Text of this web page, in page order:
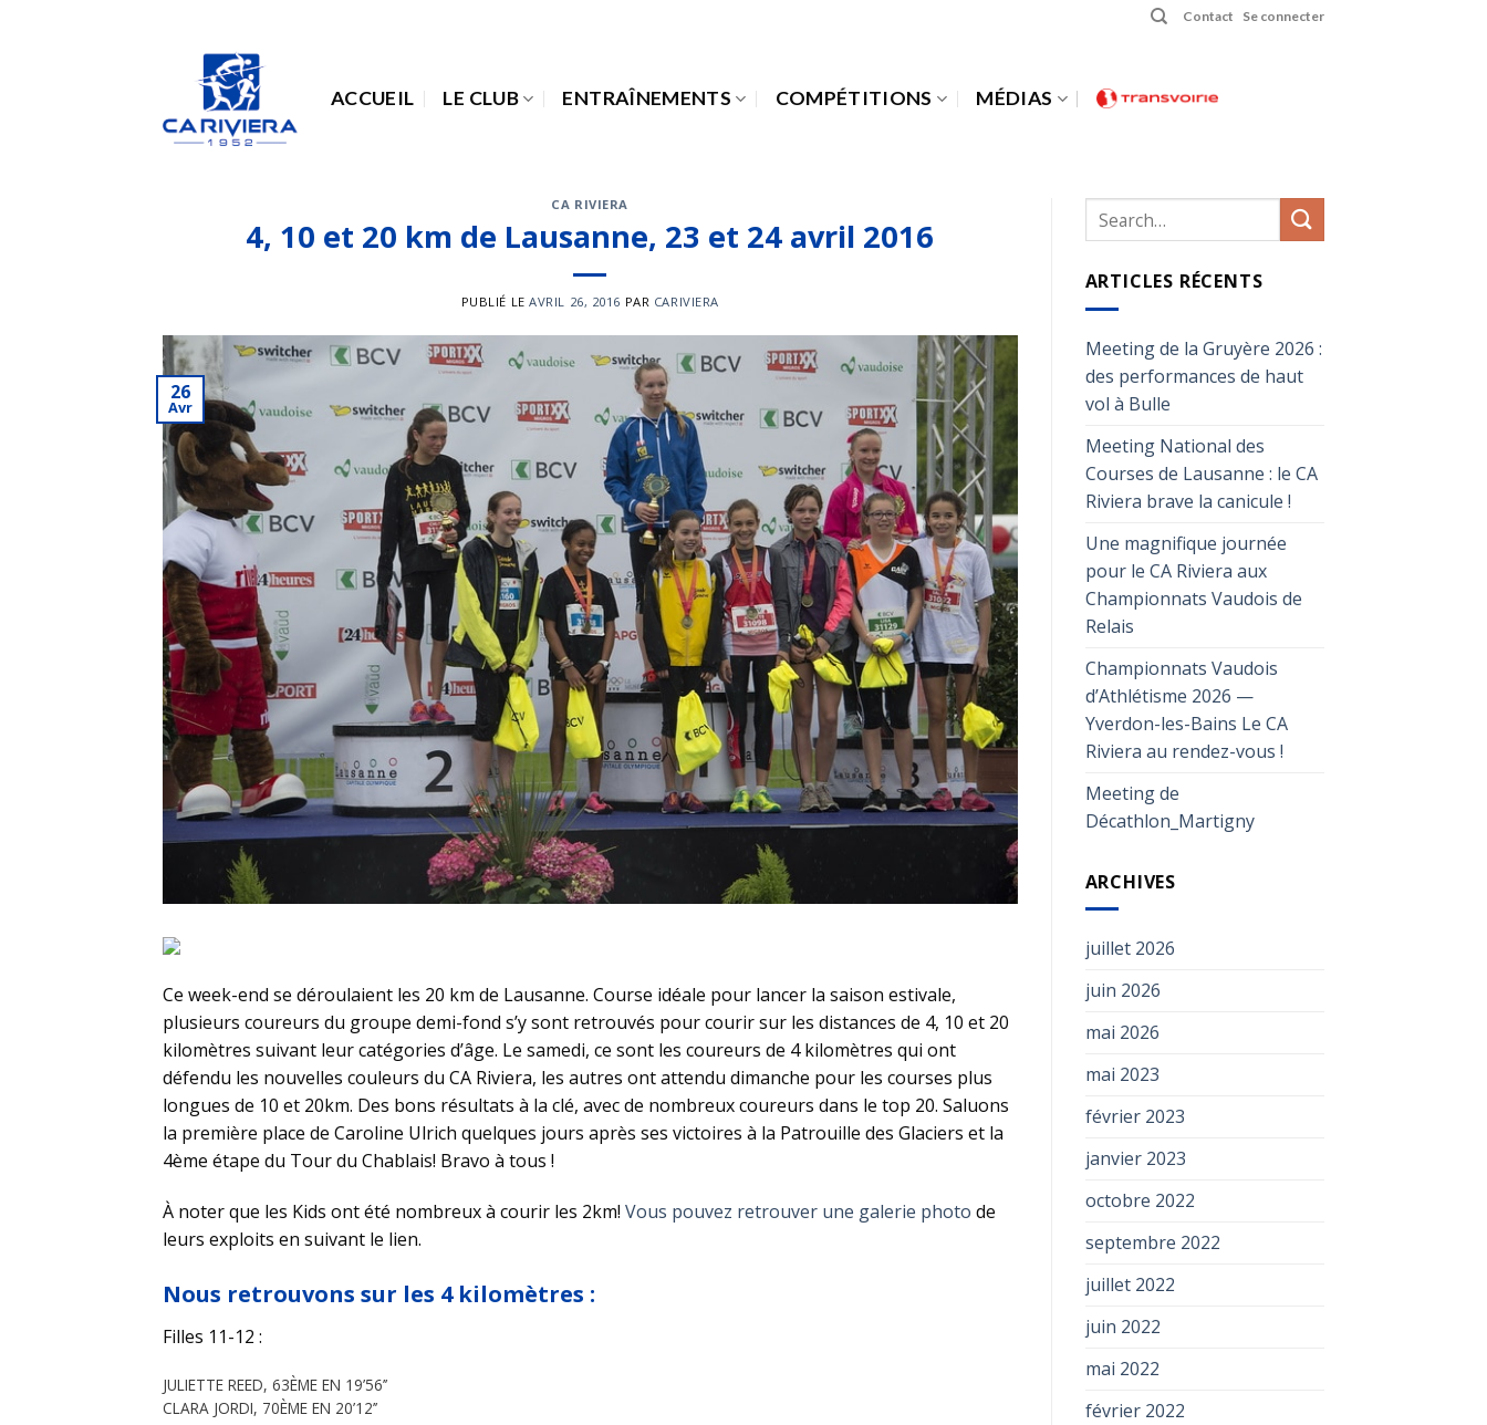
Contact Se connecter
ACCUEIL LE CLUB ENTRAÎNEMENTS COMPÉTITIONS MÉDIAS
CA RIVIERA
4, 10 et 20 km de Lausanne, 23 et 24 avril 2016
PUBLIÉ LEAVRIL 26, 2016 PAR CARIVIERA
26
Avr
Ce week-end se déroulaient les 20 km de Lausanne. Course idéale pour lancer la saison estivale,
plusieurs coureurs du groupe demi-fond s’y sont retrouvés pour courir sur les distances de 4, 10 et 20
kilomètres suivant leur catégories d’âge. Le samedi, ce sont les coureurs de 4 kilomètres qui ont
défendu les nouvelles couleurs du CA Riviera, les autres ont attendu dimanche pour les courses plus
longues de 10 et 20km. Des bons résultats à la clé, avec de nombreux coureurs dans le top 20. Saluons
la première place de Caroline Ulrich quelques jours après ses victoires à la Patrouille des Glaciers et la
4ème étape du Tour du Chablais! Bravo à tous !
À noter que les Kids ont été nombreux à courir les 2km! Vous pouvez retrouver une galerie photo de
leurs exploits en suivant le lien.
Nous retrouvons sur les 4 kilomètres :
Filles 11-12 :
JULIETTE REED, 63ÈME EN 19’56’’
CLARA JORDI, 70ÈME EN 20’12’’
ARTICLES RÉCENTS
Meeting de la Gruyère 2026 :
des performances de haut
vol à Bulle
Meeting National des
Courses de Lausanne : le CA
Riviera brave la canicule !
Une magnifique journée
pour le CA Riviera aux
Championnats Vaudois de
Relais
Championnats Vaudois
d’Athlétisme 2026 —
Yverdon-les-Bains Le CA
Riviera au rendez-vous !
Meeting de
Décathlon_Martigny
ARCHIVES
juillet 2026
juin 2026
mai 2026
mai 2023
février 2023
janvier 2023
octobre 2022
septembre 2022
juillet 2022
juin 2022
mai 2022
février 2022